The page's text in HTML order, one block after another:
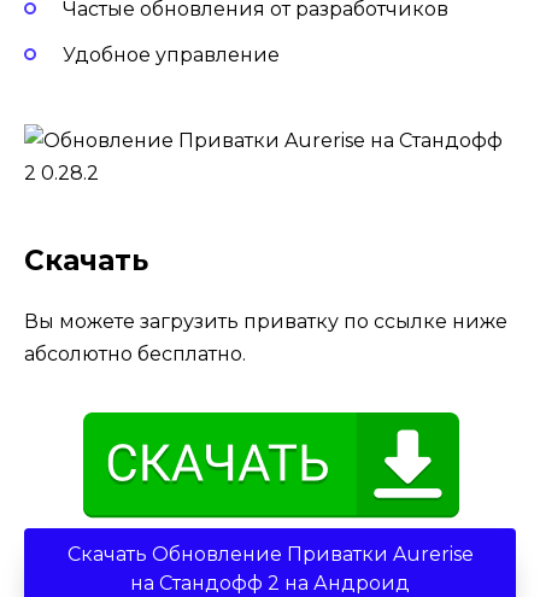
Частые обновления от разработчиков
Удобное управление
Скачать
Вы можете загрузить приватку по ссылке ниже
абсолютно бесплатно.
Скачать Обновление Приватки Aurerise
на Стандофф 2 на Андроид